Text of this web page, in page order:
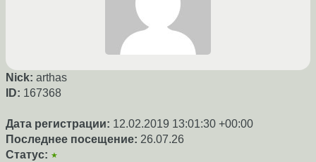
Nick: arthas
ID: 167368
Дата регистрации: 12.02.2019 13:01:30 +00:00
Последнее посещение: 26.07.26
Статус: ★